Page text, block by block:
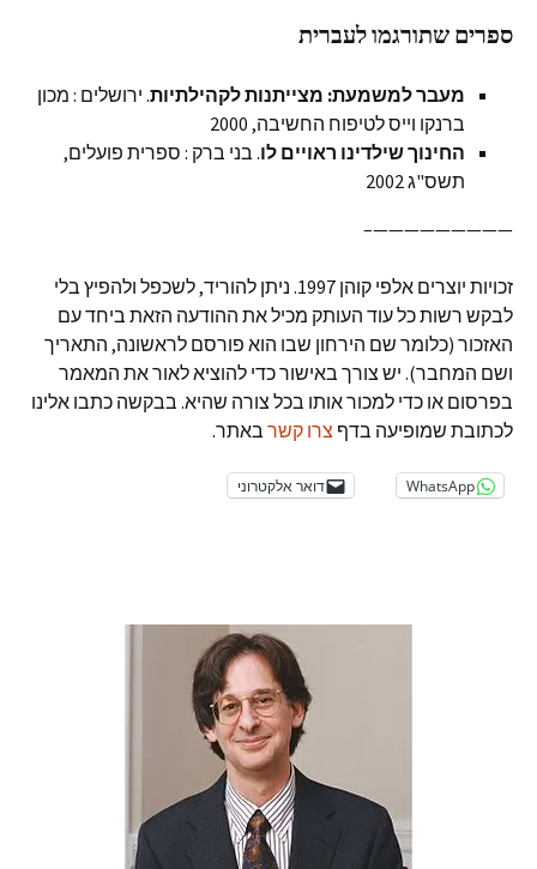
ספרים שתורגמו לעברית
מעבר למשמעת: מצייתנות לקהילתיות. ירושלים : מכון
ברנקו וייס לטיפוח החשיבה, 2000
החינוך שילדינו ראויים לו. בני ברק : ספרית פועלים,
תשס"ג 2002
—————————–
זכויות יוצרים אלפי קוהן 1997. ניתן להוריד, לשכפל ולהפיץ בלי
לבקש רשות כל עוד העותק מכיל את ההודעה הזאת ביחד עם
האזכור (כלומר שם הירחון שבו הוא פורסם לראשונה, התאריך
ושם המחבר). יש צורך באישור כדי להוציא לאור את המאמר
בפרסום או כדי למכור אותו בכל צורה שהיא. בבקשה כתבו אלינו
לכתובת שמופיעה בדף צרו קשר באתר.
WhatsApp דואר אלקטרוני